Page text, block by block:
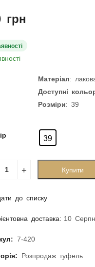
грн
Матеріал:
Доступні
Розміри: 39
39
Купити
до списку
доставка: 10
7-420
Розпродаж туфель